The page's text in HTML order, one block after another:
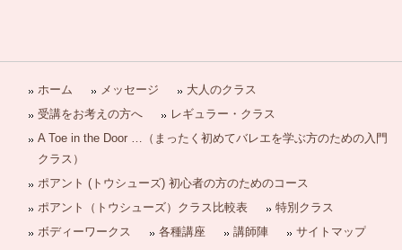
ホーム メッセージ
大人のクラス
受講をお考えの方へ
レギュラー・クラス
A Toe in the Door …（まったく初めてバレエを学ぶ方のための入門
クラス）
ポアント (トウシューズ) 初心者の方のためのコース
ポアント（トウシューズ）クラス比較表
特別クラス
ボディーワークス
各種講座 講師陣
サイトマップ